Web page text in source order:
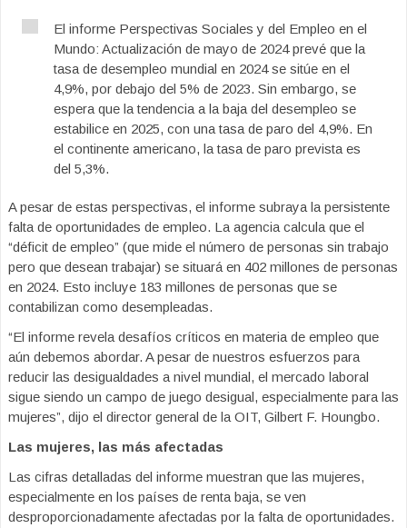
El informe Perspectivas Sociales y del Empleo en el
Mundo: Actualización de mayo de 2024 prevé que la
tasa de desempleo mundial en 2024 se sitúe en el
4,9%, por debajo del 5% de 2023. Sin embargo, se
espera que la tendencia a la baja del desempleo se
estabilice en 2025, con una tasa de paro del 4,9%. En
el continente americano, la tasa de paro prevista es
del 5,3%.
A pesar de estas perspectivas, el informe subraya la persistente
falta de oportunidades de empleo. La agencia calcula que el
“déficit de empleo” (que mide el número de personas sin trabajo
pero que desean trabajar) se situará en 402 millones de personas
en 2024. Esto incluye 183 millones de personas que se
contabilizan como desempleadas.
“El informe revela desafíos críticos en materia de empleo que
aún debemos abordar. A pesar de nuestros esfuerzos para
reducir las desigualdades a nivel mundial, el mercado laboral
sigue siendo un campo de juego desigual, especialmente para las
mujeres”, dijo el director general de la OIT, Gilbert F. Houngbo.
Las mujeres, las más afectadas
Las cifras detalladas del informe muestran que las mujeres,
especialmente en los países de renta baja, se ven
desproporcionadamente afectadas por la falta de oportunidades.